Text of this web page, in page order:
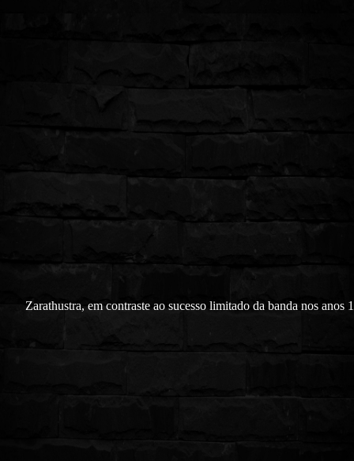
Zarathustra, em contraste ao sucesso limitado da banda nos anos